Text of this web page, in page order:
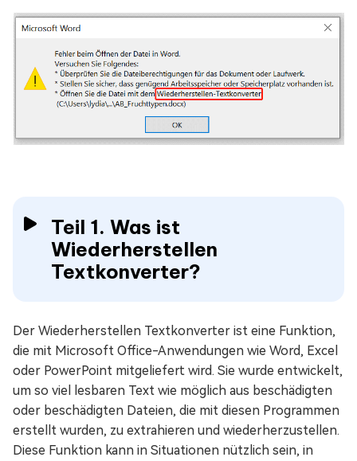
Teil 1. Was ist
Wiederherstellen
Textkonverter?
Der Wiederherstellen Textkonverter ist eine Funktion,
die mit Microsoft Office-Anwendungen wie Word, Excel
oder PowerPoint mitgeliefert wird. Sie wurde entwickelt,
um so viel lesbaren Text wie möglich aus beschädigten
oder beschädigten Dateien, die mit diesen Programmen
erstellt wurden, zu extrahieren und wiederherzustellen.
Diese Funktion kann in Situationen nützlich sein, in